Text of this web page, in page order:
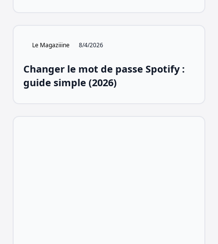
Le Magaziiine 8/4/2026
Changer le mot de passe Spotify :
guide simple (2026)